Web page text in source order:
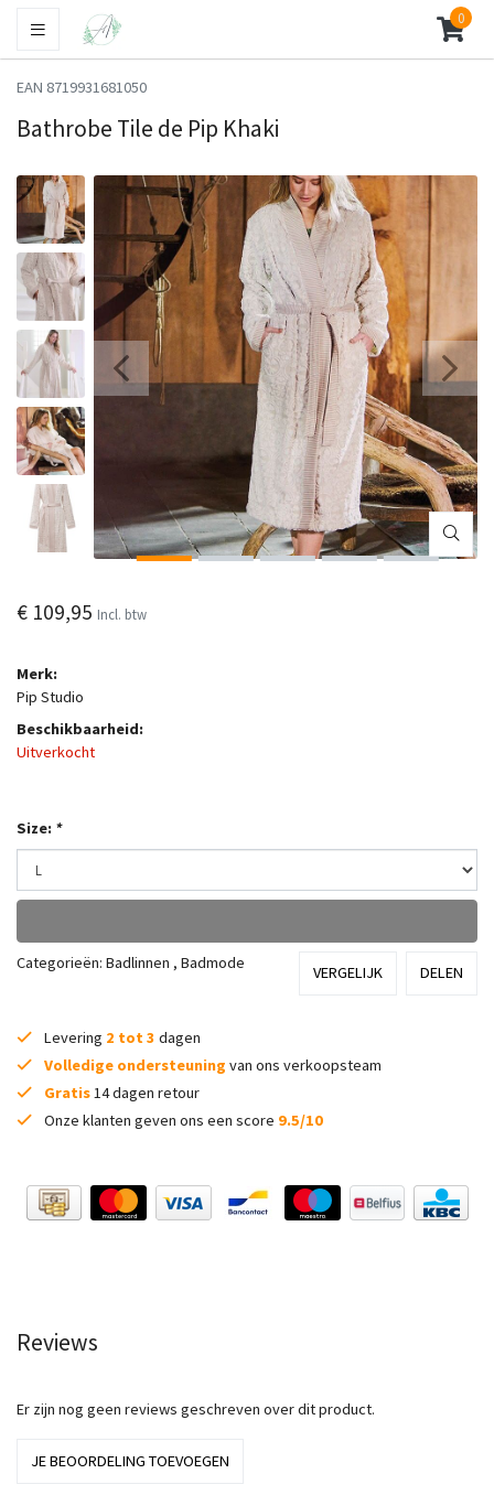
0
EAN 8719931681050
Bathrobe Tile de Pip Khaki
€ 109,95 Incl. btw
Merk:
Pip Studio
Beschikbaarheid:
Uitverkocht
Size: *
Categorieën: Badlinnen , Badmode
VERGELIJK DELEN
Levering 2 tot 3 dagen
Volledige ondersteuning van ons verkoopsteam
Gratis14 dagen retour
Onze klanten geven ons een score 9.5/10
Reviews
Er zijn nog geen reviews geschreven over dit product.
JE BEOORDELING TOEVOEGEN